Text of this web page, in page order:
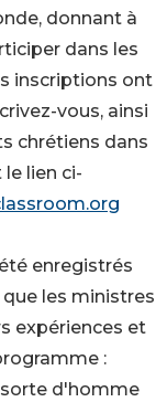
donnant à
dans les
inscriptions ont
vous, ainsi
chrétiens dans
lien ci-
enregistrés
les ministres
expériences et
:
sorte d'homme